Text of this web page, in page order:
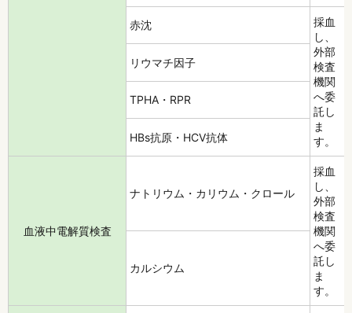
赤沈
採血
し、
外部
検査
機関
へ委
託し
ま
す。
リウマチ因子
TPHA・RPR
HBs抗原・HCV抗体
血液中電解質検査
ナトリウム・カリウム・クロール
採血
し、
外部
検査
機関
へ委
託し
ま
す。
カルシウム